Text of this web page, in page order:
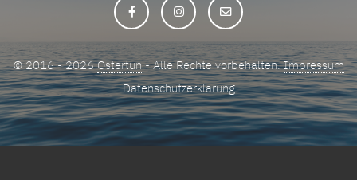
© 2016 - 2026Ostertun- Alle Rechte vorbehalten.Impressum
Datenschutzerklärung